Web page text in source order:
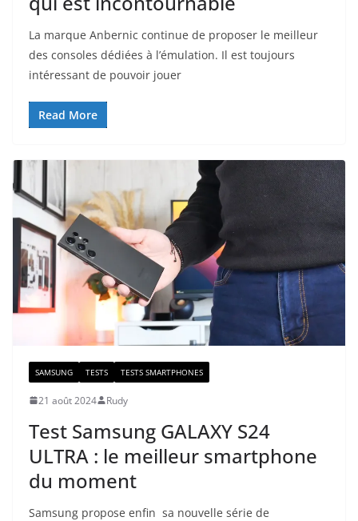
La marque Anbernic continue de proposer le meilleur
des consoles dédiées à l’émulation. Il est toujours
intéressant de pouvoir jouer
Read More
SAMSUNG TESTS TESTS SMARTPHONES
21 août 2024 Rudy
Test Samsung GALAXY S24
ULTRA : le meilleur smartphone
du moment
Samsung propose enfin sa nouvelle série de